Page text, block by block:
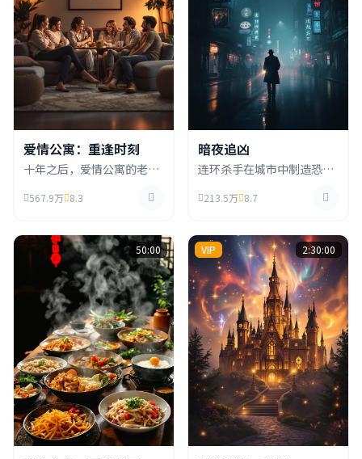
爱情公寓：重逢时刻
十年之后，爱情公寓的老住
人生抉择，友情与爱情在时
567.9万 8.3
暗夜追凶
连环杀手在城市中制造恐
专家联手追踪，在迷雾中寻
213.5万 8.7
50:00 2:30:00
VIP